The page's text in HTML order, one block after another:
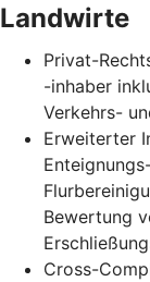
Landwirte
Privat-
-inhaber
Verkehrs-
Erweiterter
Bewertung
Cross-